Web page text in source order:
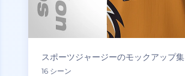
スポーツジャージーのモックアップ集
16 シーン